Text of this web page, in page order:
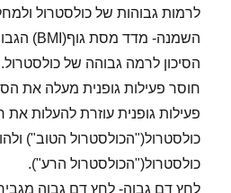
לרמות גבוהות של כולסטרול
הסיכון לרמה גבוהה של כולסטרול.
חוסר פעילות גופנית מעלה את
כולסטרול("הכולסטרול הרע").
לחץ דם גבוה- לחץ דם גבוה